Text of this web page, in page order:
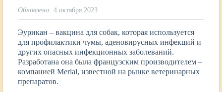
Обновлено: 4 октября 2023
Эурикан – вакцина для собак, которая используется
для профилактики чумы, аденовирусных инфекций и
других опасных инфекционных заболеваний.
Разработана она была французским производителем –
компанией Merial, известной на рынке ветеринарных
препаратов.